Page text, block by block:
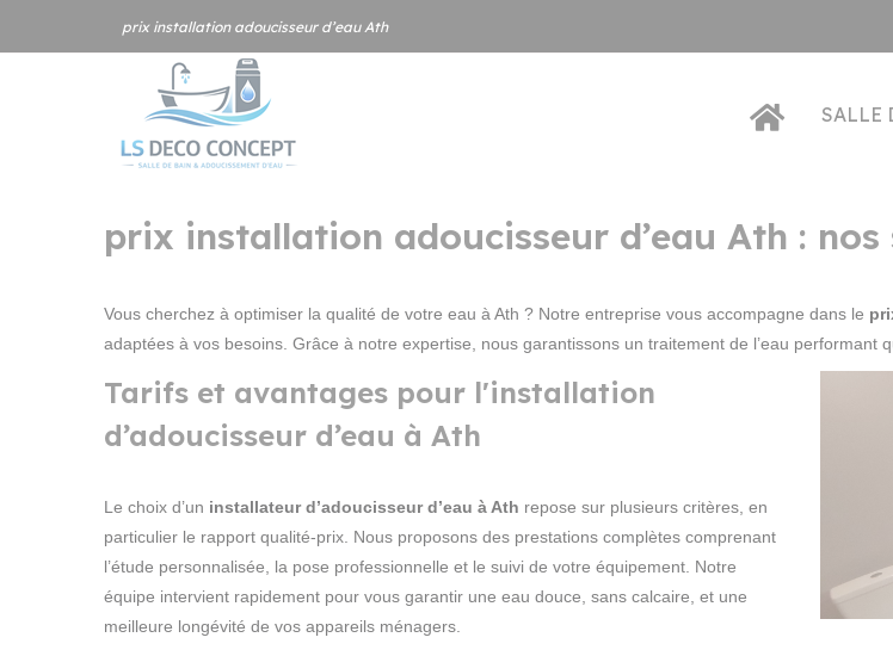
prix installation adoucisseur d’eau Ath
SALLE
prix installation adoucisseur d’eau Ath :
Vous cherchez à optimiser la qualité de votre eau à Ath ? Notre entreprise vous accompagne dans le
adaptées à vos besoins. Grâce à notre expertise, nous garantissons un traitement de l’eau performant
Tarifs et avantages pour l'installation
d’adoucisseur d’eau à Ath
Le choix d’un installateur d’adoucisseur d’eau à Ath repose sur plusieurs critères, en
particulier le rapport qualité-prix. Nous proposons des prestations complètes comprenant
l’étude personnalisée, la pose professionnelle et le suivi de votre équipement. Notre
équipe intervient rapidement pour vous garantir une eau douce, sans calcaire, et une
meilleure longévité de vos appareils ménagers.